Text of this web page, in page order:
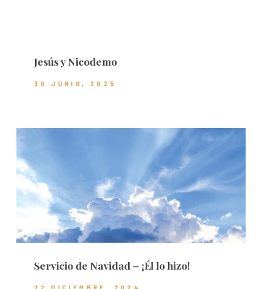
Jesús y Nicodemo
30 JUNIO, 2025
Servicio de Navidad – ¡Él lo hizo!
22 DICIEMBRE, 2024